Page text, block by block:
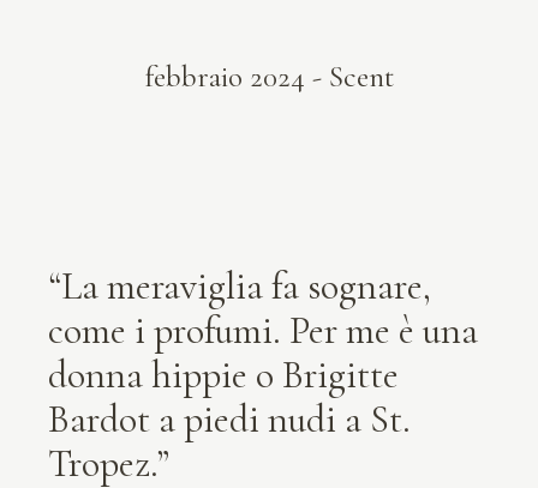
febbraio 2024 - Scent
“La meraviglia fa sognare,
come i profumi. Per me è una
donna hippie o Brigitte
Bardot a piedi nudi a St.
Tropez.”